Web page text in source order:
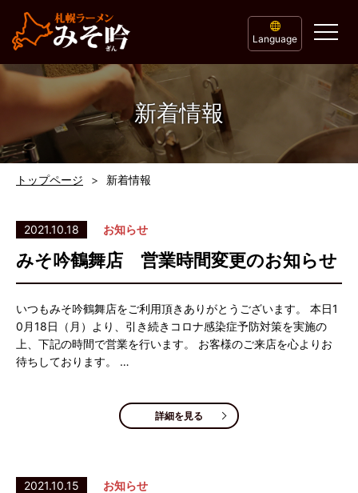
Language
新着情報
トップページ 新着情報
2021.10.18 お知らせ
みそ吟鶴舞店 営業時間変更のお知らせ
いつもみそ吟鶴舞店をご利用頂きありがとうございます。 本日1
0月18日（月）より、引き続きコロナ感染症予防対策を実施の
上、下記の時間で営業を行います。 お客様のご来店を心よりお
待ちしております。 …
詳細を見る
2021.10.15 お知らせ